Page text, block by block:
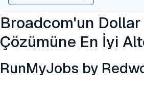
Broadcom'un
Çözümüne En İyi
RunMyJobs by